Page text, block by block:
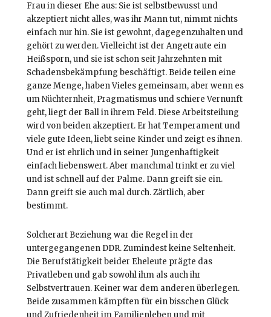
Frau in dieser Ehe aus: Sie ist selbstbewusst und
akzeptiert nicht alles, was ihr Mann tut, nimmt nichts
einfach nur hin. Sie ist gewohnt, dagegenzuhalten und
gehört zu werden. Vielleicht ist der Angetraute ein
Heißsporn, und sie ist schon seit Jahrzehnten mit
Schadensbekämpfung beschäftigt. Beide teilen eine
ganze Menge, haben Vieles gemeinsam, aber wenn es
um Nüchternheit, Pragmatismus und schiere Vernunft
geht, liegt der Ball in ihrem Feld. Diese Arbeitsteilung
wird von beiden akzeptiert. Er hat Temperament und
viele gute Ideen, liebt seine Kinder und zeigt es ihnen.
Und er ist ehrlich und in seiner Jungenhaftigkeit
einfach liebenswert. Aber manchmal trinkt er zu viel
und ist schnell auf der Palme. Dann greift sie ein.
Dann greift sie auch mal durch. Zärtlich, aber
bestimmt.
Solcherart Beziehung war die Regel in der
untergegangenen DDR. Zumindest keine Seltenheit.
Die Berufstätigkeit beider Eheleute prägte das
Privatleben und gab sowohl ihm als auch ihr
Selbstvertrauen. Keiner war dem anderen überlegen.
Beide zusammen kämpften für ein bisschen Glück
und Zufriedenheit im Familienleben und mit